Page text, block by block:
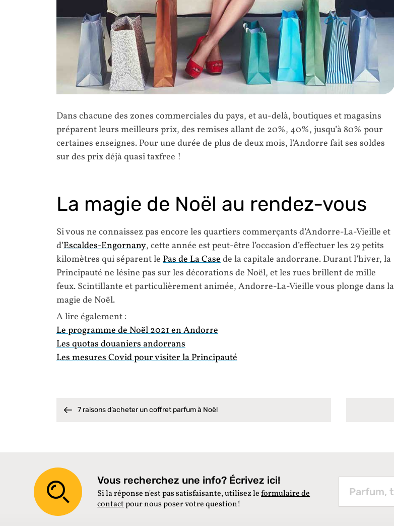
Dans chacune des zones commerciales du pays, et au-delà, boutiques et magasins
préparent leurs meilleurs prix, des remises allant de 20%, 40%, jusqu’à 80% pour
certaines enseignes. Pour une durée de plus de deux mois, l’Andorre fait ses soldes
sur des prix déjà quasi taxfree !
La magie de Noël au rendez-vous
Si vous ne connaissez pas encore les quartiers commerçants d’Andorre-La-Vieille et
d’Escaldes-Engornany, cette année est peut-être l’occasion d’effectuer les 29 petits
kilomètres qui séparent le Pas de La Casede la capitale andorrane. Durant l’hiver, la
Principauté ne lésine pas sur les décorations de Noël, et les rues brillent de mille
feux. Scintillante et particulièrement animée, Andorre-La-Vieille vous plonge dans la
magie de Noël.
A lire également :
Le programme de Noël 2021 en Andorre
Les quotas douaniers andorrans
Les mesures Covid pour visiter la Principauté
7 raisons d’acheter un coffret parfum à Noël
Vous recherchez une info? Écrivez ici!
Si la réponse n'est pas satisfaisante, utilisez leformulaire de
contactpour nous poser votre question!